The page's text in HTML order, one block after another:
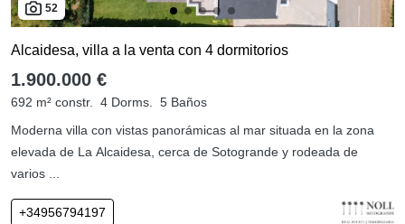
52
Alcaidesa, villa a la venta con 4 dormitorios
1.900.000 €
692 m² constr. 4 Dorms.
5 Baños
Moderna villa con vistas panorámicas al mar situada en la zona
elevada de La Alcaidesa, cerca de Sotogrande y rodeada de
varios ...
+34956794197